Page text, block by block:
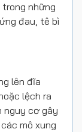
những
đau, tê bì
lên đĩa
lệch ra
nguy cơ gây
mô xung